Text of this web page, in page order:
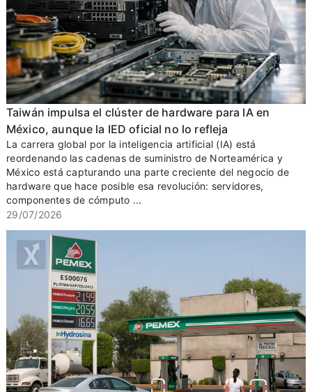
Taiwán impulsa el clúster de hardware para IA en
México, aunque la IED oficial no lo refleja
La carrera global por la inteligencia artificial (IA) está
reordenando las cadenas de suministro de Norteamérica y
México está capturando una parte creciente del negocio de
hardware que hace posible esa revolución: servidores,
componentes de cómputo ...
29/07/2026